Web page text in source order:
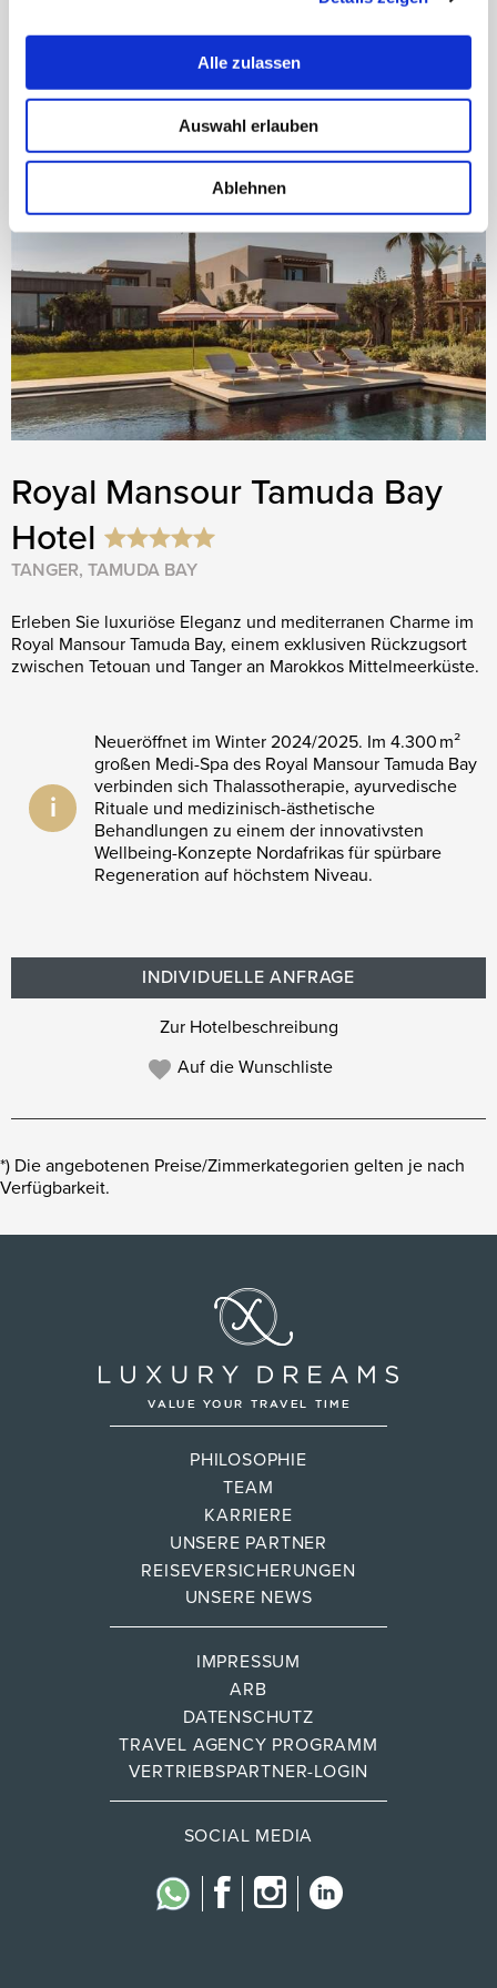
Alle zulassen
Auswahl erlauben
Ablehnen
NEU IM PROGRAMM
Royal Mansour Tamuda Bay
Hotel
TANGER, TAMUDA BAY
Erleben Sie luxuriöse Eleganz und mediterranen Charme im
Royal Mansour Tamuda Bay, einem exklusiven Rückzugsort
zwischen Tetouan und Tanger an Marokkos Mittelmeerküste. ​
i
Neueröffnet im Winter 2024/2025. Im 4.300 m²
großen Medi-Spa des Royal Mansour Tamuda Bay
verbinden sich Thalassotherapie, ayurvedische
Rituale und medizinisch-ästhetische
Behandlungen zu einem der innovativsten
Wellbeing-Konzepte Nordafrikas für spürbare
Regeneration auf höchstem Niveau.
INDIVIDUELLE ANFRAGE
Zur Hotelbeschreibung
Auf die Wunschliste
*) Die angebotenen Preise/Zimmerkategorien gelten je nach
Verfügbarkeit.
PHILOSOPHIE
TEAM
KARRIERE
UNSERE PARTNER
REISEVERSICHERUNGEN
UNSERE NEWS
IMPRESSUM
ARB
DATENSCHUTZ
TRAVEL AGENCY PROGRAMM
VERTRIEBSPARTNER-LOGIN
SOCIAL MEDIA